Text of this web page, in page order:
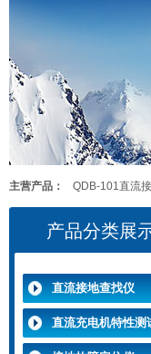
主营产品： QDB-101直流
ML.1-LJ-805直流接地故障
产品分类展
直流接地查找仪
直流充电机特性测